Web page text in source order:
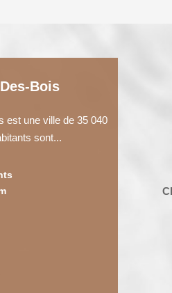
Bois
est une ville de 35 040
sont...